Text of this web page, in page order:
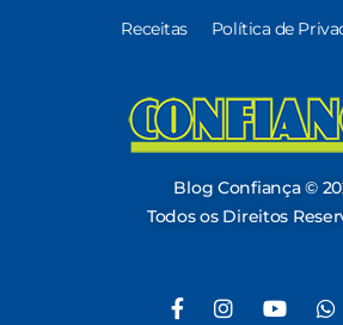
Receitas Política de
Blog Confiança ©
Todos os Direitos